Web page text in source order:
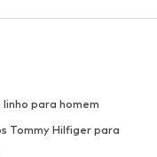
linho para homem
Tommy Hilfiger para